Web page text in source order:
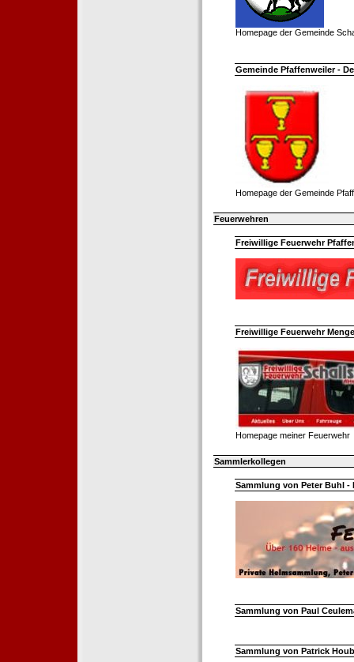
Homepage der Gemeinde
Gemeinde Pfaffenweiler -
Homepage der Gemeinde
Feuerwehren
Freiwillige Feuerwehr
Freiwillige Feuerwehr
Homepage meiner Feuerwehr
Sammlerkollegen
Sammlung von Peter Buhl -
Sammlung von Paul
Sammlung von Patrick